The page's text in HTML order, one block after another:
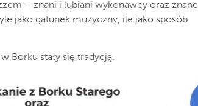
– znani i lubiani wykonawcy oraz znane
jako gatunek muzyczny, ile jako sposób
Borku stały się tradycją.